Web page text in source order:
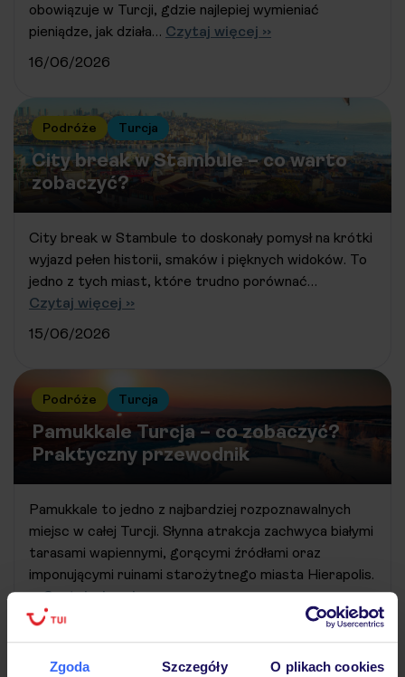
Zgoda Szczegóły O plikach cookies
obowiązuje w Turcji, gdzie najlepiej wymieniać
pieniądze, jak działa… Czytaj więcej ››
16/06/2026
Podróże Turcja
City break w Stambule – co warto
zobaczyć?
City break w Stambule to doskonały pomysł na krótki
wyjazd pełen historii, smaków i pięknych widoków. To
jedno z tych miast, które trudno porównać…
Czytaj więcej ››
15/06/2026
Podróże Turcja
Pamukkale Turcja – co zobaczyć?
Praktyczny przewodnik
Pamukkale to jedno z najbardziej rozpoznawalnych
miejsc w całej Turcji. Słynna atrakcja zachwyca białymi
tarasami wapiennymi, gorącymi źródłami oraz
imponującymi ruinami starożytnego miasta Hierapolis.
…Czytaj więcej ››
12/06/2026